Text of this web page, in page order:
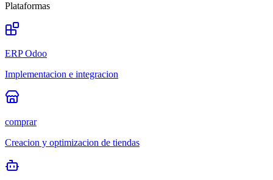
Plataformas
ERP Odoo
Implementacion e integracion
comprar
Creacion y optimizacion de tiendas